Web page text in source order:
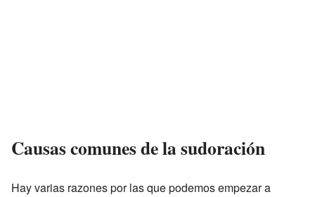
Causas comunes de la sudoración
Hay varias razones por las que podemos empezar a